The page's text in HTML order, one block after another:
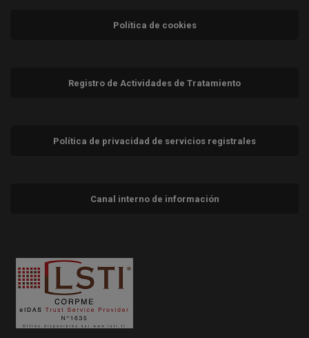
Política de cookies
Registro de Actividades de Tratamiento
Política de privacidad de servicios registrales
Canal interno de información